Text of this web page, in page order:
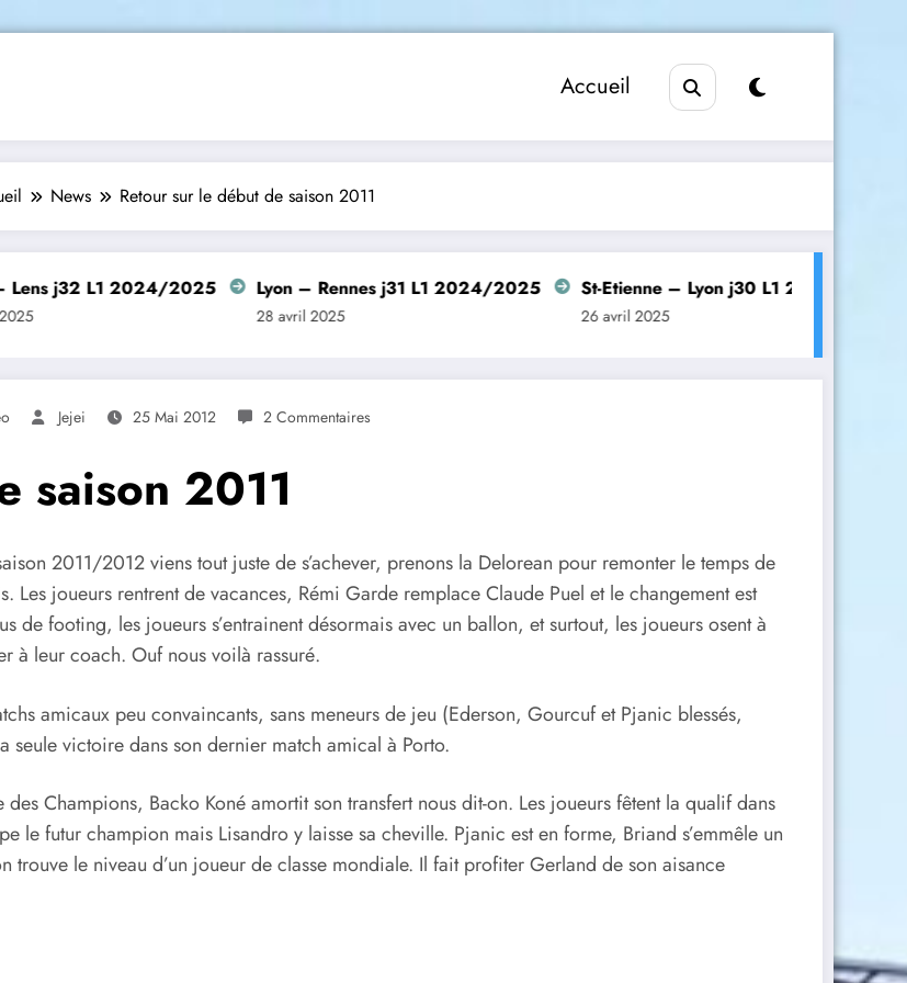
Accueil
News Retour sur le début de saison 2011
2024/2025 Lyon – Rennes j31 L1 2024/2025 St-Etienne – Lyon j30 L1 2024/2025
Jejei 25 Mai 2012 2 Commentaires
saison 2011
2011/2012 viens tout juste de s’achever, prenons la Delorean pour remonter le temps de
Les joueurs rentrent de vacances, Rémi Garde remplace Claude Puel et le changement est
de footing, les joueurs s’entrainent désormais avec un ballon, et surtout, les joueurs osent à
à leur coach. Ouf nous voilà rassuré.
amicaux peu convaincants, sans meneurs de jeu (Ederson, Gourcuf et Pjanic blessés,
victoire dans son dernier match amical à Porto.
Champions, Backo Koné amortit son transfert nous dit-on. Les joueurs fêtent la qualif dans
le futur champion mais Lisandro y laisse sa cheville. Pjanic est en forme, Briand s’emmêle un
trouve le niveau d’un joueur de classe mondiale. Il fait profiter Gerland de son aisance